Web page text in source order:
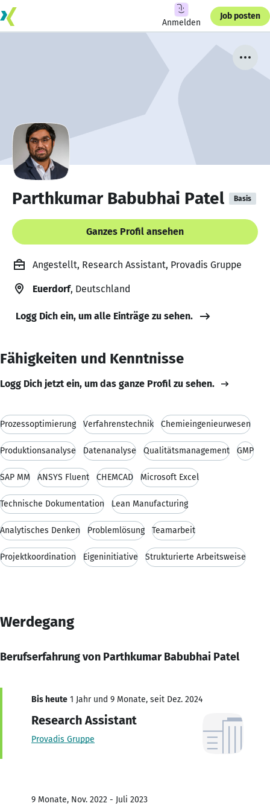
Anmelden
Job posten
Parthkumar Babubhai Patel Basis
Ganzes Profil ansehen
Angestellt, Research Assistant, Provadis Gruppe
Euerdorf, Deutschland
Logg Dich ein, um alle Einträge zu sehen.
Fähigkeiten und Kenntnisse
Logg Dich jetzt ein, um das ganze Profil zu sehen.
Prozessoptimierung Verfahrenstechnik Chemieingenieurwesen
Produktionsanalyse Datenanalyse Qualitätsmanagement GMP
SAP MM ANSYS Fluent CHEMCAD Microsoft Excel
Technische Dokumentation Lean Manufacturing
Analytisches Denken Problemlösung Teamarbeit
Projektkoordination Eigeninitiative Strukturierte Arbeitsweise
Werdegang
Berufserfahrung von Parthkumar Babubhai Patel
Bis heute 1 Jahr und 9 Monate, seit Dez. 2024
Research Assistant
Provadis Gruppe
9 Monate, Nov. 2022 - Juli 2023